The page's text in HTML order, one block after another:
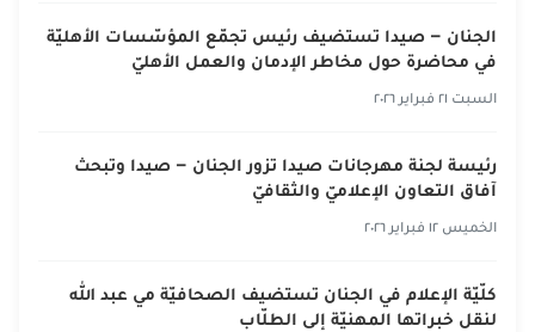
الجنان – صيدا تستضيف رئيس تجمّع المؤسّسات الأهليّة
في محاضرة حول مخاطر الإدمان والعمل الأهليّ
السبت ٢١ فبراير ٢٠٢٦
رئيسة لجنة مهرجانات صيدا تزور الجنان – صيدا وتبحث
آفاق التعاون الإعلاميّ والثقافيّ
الخميس ١٢ فبراير ٢٠٢٦
كلّيّة الإعلام في الجنان تستضيف الصحافيّة مي عبد الله
لنقل خبراتها المهنيّة إلى الطلّاب